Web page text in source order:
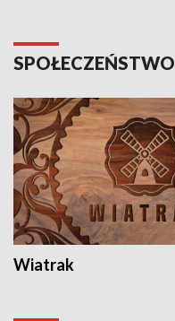
SPOŁECZEŃSTWO
Wiatrak